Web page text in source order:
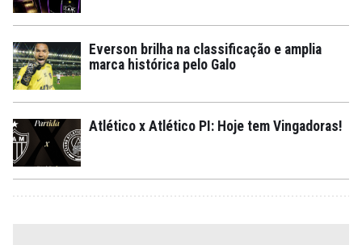
Everson brilha na classificação e amplia
marca histórica pelo Galo
Atlético x Atlético PI: Hoje tem Vingadoras!